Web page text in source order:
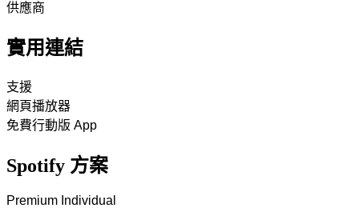
供應商
實用連結
支援
網頁播放器
免費行動版 App
Spotify 方案
Premium Individual